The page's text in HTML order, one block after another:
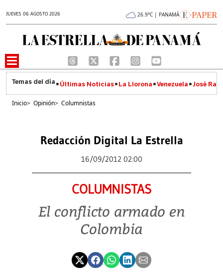
JUEVES 06 AGOSTO 2026 26.9°C | PANAMÁ
Últimas Noticias La Llorona Venezuela José
Inicio> Opinión> Columnistas
Redacción Digital La Estrella
16/09/2012 02:00
COLUMNISTAS
El conflicto armado en
Colombia